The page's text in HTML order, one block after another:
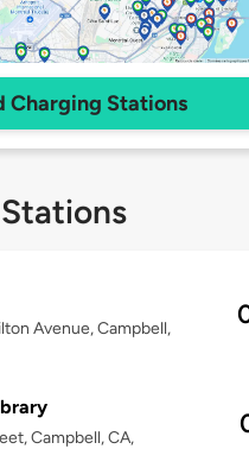
Charging Stations
Avenue, Campbell,
Campbell, CA,